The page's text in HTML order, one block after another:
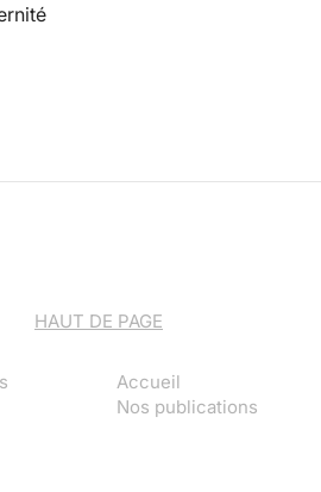
HAUT DE PAGE
Accueil
Nos publications